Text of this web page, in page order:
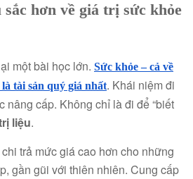
hơn về giá trị sức khỏe
một bài học lớn. Sức khỏe – cả về
tài sản quý giá nhất. Khái niệm đi
nâng cấp. Không chỉ là đi để “biết
liệu.
trả mức giá cao hơn cho những
gần gũi với thiên nhiên. Cung cấp